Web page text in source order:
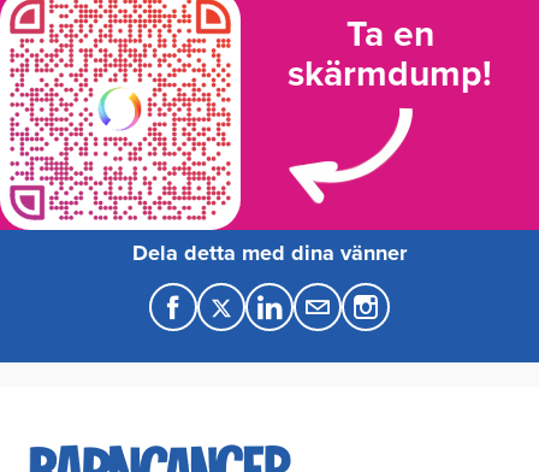
Ta en
skärmdump!
Dela detta med dina vänner
F
a
e
T
w
t
L
i
k
M
a